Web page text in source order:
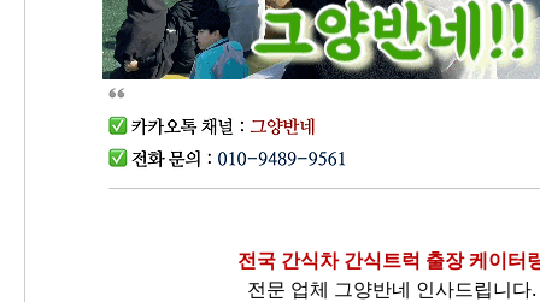
전국 간식차 간식트럭 출장 케이터
전문 업체 그양반네 인사드립니다.